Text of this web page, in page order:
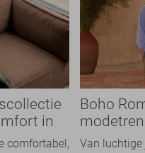
in
comfortabel,
Boho
overal
Van luchtige